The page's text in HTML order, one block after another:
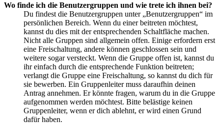
Wo finde ich die Benutzergruppen und wie trete ich ihnen bei?
Du findest die Benutzergruppen unter „Benutzergruppen“ im
persönlichen Bereich. Wenn du einer beitreten möchtest,
kannst du dies mit der entsprechenden Schaltfläche machen.
Nicht alle Gruppen sind allgemein offen. Einige erfordern erst
eine Freischaltung, andere können geschlossen sein und
weitere sogar versteckt. Wenn die Gruppe offen ist, kannst du
ihr einfach durch die entsprechende Funktion beitreten;
verlangt die Gruppe eine Freischaltung, so kannst du dich für
sie bewerben. Ein Gruppenleiter muss daraufhin deinen
Antrag annehmen. Er könnte fragen, warum du in die Gruppe
aufgenommen werden möchtest. Bitte belästige keinen
Gruppenleiter, wenn er dich ablehnt, er wird einen Grund
dafür haben.